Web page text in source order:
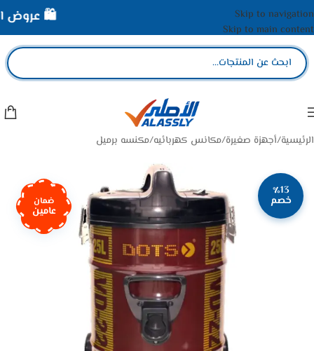
Skip to navigation
Skip to main content
الرئيسية/أجهزة صغيرة/مكانس كهربائيه/مكنسه برميل
٪13
خصم ضمان
عامين
🛍️ عروض